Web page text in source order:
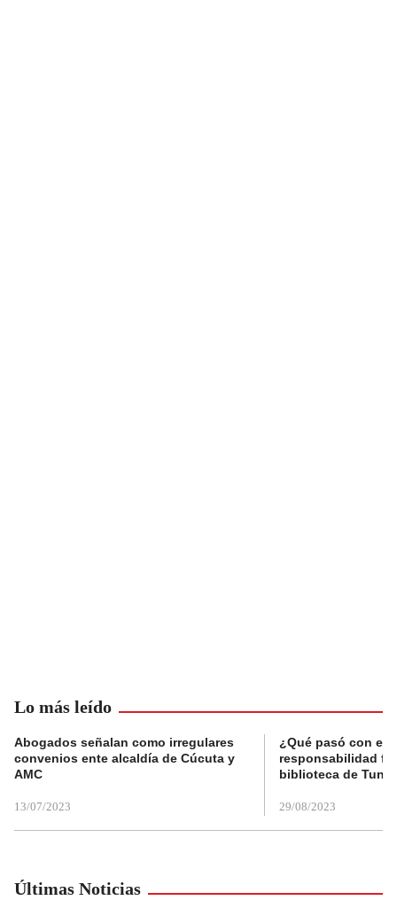
Lo más leído
Abogados señalan como irregulares
convenios ente alcaldía de Cúcuta y
AMC
13/07/2023
¿Qué pasó con el
responsabilidad
biblioteca de
29/08/2023
Últimas Noticias